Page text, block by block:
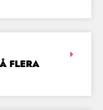
FLERA